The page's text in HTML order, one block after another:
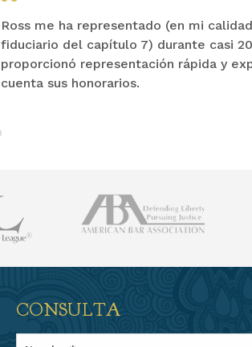
Ross me ha representado (en mi
fiduciario del capítulo 7) durante casi
proporcionó representación rápida y
cuenta sus honorarios.
CONSULTA